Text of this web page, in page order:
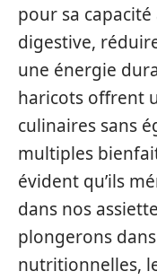
pour sa
digestive,
une énergie
haricots offrent
culinaires sans
multiples
évident qu’ils
dans nos
plongerons
nutritionnelles,